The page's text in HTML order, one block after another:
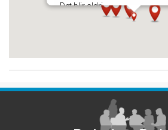
Det blir aldri ..